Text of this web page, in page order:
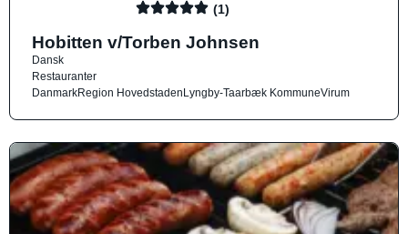
(1)
Hobitten v/Torben Johnsen
Dansk
Restauranter
DanmarkRegion HovedstadenLyngby-Taarbæk KommuneVirum